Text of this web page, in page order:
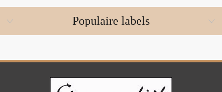
Populaire labels